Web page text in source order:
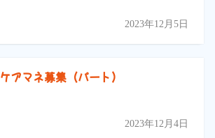
2023年12月5日
ケアマネ募集（パート）
2023年12月4日